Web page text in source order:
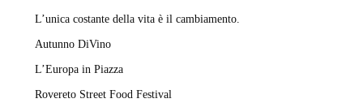
L’unica costante della vita è il cambiamento.
Autunno DiVino
L’Europa in Piazza
Rovereto Street Food Festival